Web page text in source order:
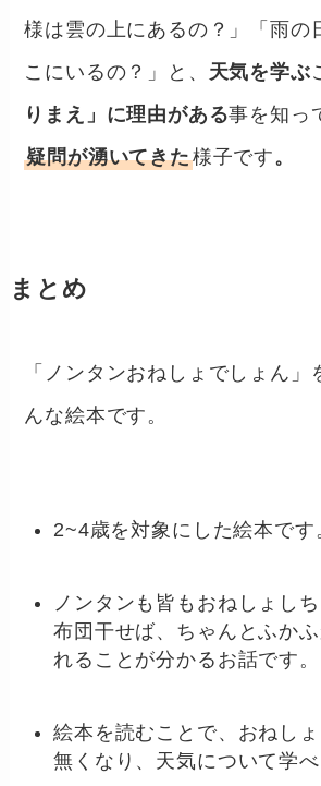
様は雲の上にあるの？」「雨の
こにいるの？」と、 天気を学ぶ
りまえ」に理由がある事を知っ
疑問が湧いてきた様子です。
まとめ
「ノンタンおねしょでしょん」
んな絵本です。
2~4歳を対象にした絵本です
ノンタンも皆もおねしょし
布団干せば、ちゃんとふか
れることが分かるお話です。
絵本を読むことで、おねし
無くなり、天気について学べ